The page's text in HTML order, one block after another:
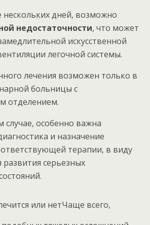
нескольких дней, возможно
недостаточности, что может
искусственной
легочной системы.
лечения возможен только в
больницы с
отделением.
случае, особенно важна
и назначение
терапии, в виду
серьезных
Чаще всего,